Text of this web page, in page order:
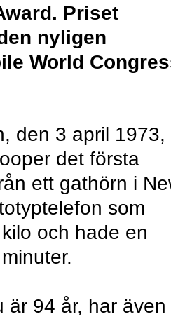
Priset
nyligen
World
den 3 april 1973,
det första
ett gathörn i
som
och hade en
är 94 år, har även